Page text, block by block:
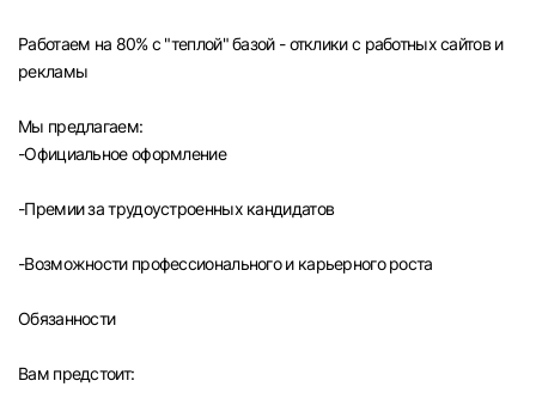
Оренбург
Ульяновск
Работаем на 80% с "теплой" базой - отклики с работных сайтов и
рекламы
Мы предлагаем:
-Официальное оформление
-Премии за трудоустроенных кандидатов
-Возможности профессионального и карьерного роста
Обязанности
Вам предстоит: